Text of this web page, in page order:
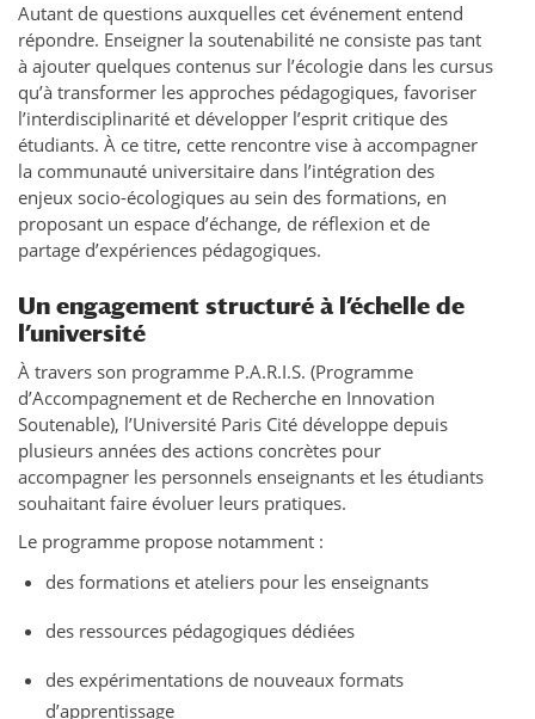
Autant de questions auxquelles cet événement entend
répondre. Enseigner la soutenabilité ne consiste pas tant
à ajouter quelques contenus sur l’écologie dans les cursus
qu’à transformer les approches pédagogiques, favoriser
l’interdisciplinarité et développer l’esprit critique des
étudiants. À ce titre, cette rencontre vise à accompagner
la communauté universitaire dans l’intégration des
enjeux socio-écologiques au sein des formations, en
proposant un espace d’échange, de réflexion et de
partage d’expériences pédagogiques.
Un engagement structuré à l’échelle de
l’université
À travers son programme P.A.R.I.S. (Programme
d’Accompagnement et de Recherche en Innovation
Soutenable), l’Université Paris Cité développe depuis
plusieurs années des actions concrètes pour
accompagner les personnels enseignants et les étudiants
souhaitant faire évoluer leurs pratiques.
Le programme propose notamment :
des formations et ateliers pour les enseignants
des ressources pédagogiques dédiées
des expérimentations de nouveaux formats
d’apprentissage